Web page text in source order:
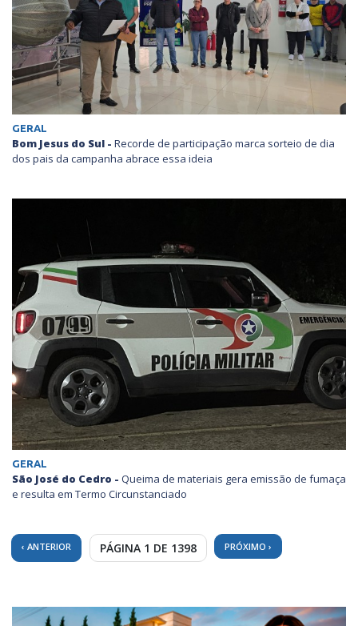
GERAL
Bom Jesus do Sul - Recorde de participação marca sorteio de dia
dos pais da campanha abrace essa ideia
GERAL
São José do Cedro - Queima de materiais gera emissão de fumaça
e resulta em Termo Circunstanciado
‹ ANTERIOR PÁGINA 1 DE 1398 PRÓXIMO ›